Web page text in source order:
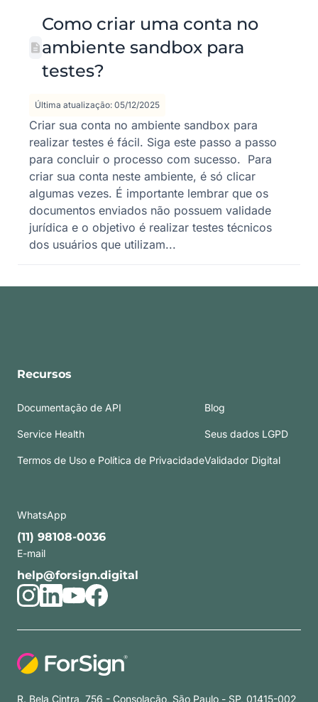
Como criar uma conta no
ambiente sandbox para
testes?
Última atualização: 05/12/2025
Criar sua conta no ambiente sandbox para
realizar testes é fácil. Siga este passo a passo
para concluir o processo com sucesso. Para
criar sua conta neste ambiente, é só clicar
algumas vezes. É importante lembrar que os
documentos enviados não possuem validade
jurídica e o objetivo é realizar testes técnicos
dos usuários que utilizam...
Recursos
Documentação de API
Service Health
Termos de Uso e Política de Privacidade
Blog
Seus dados LGPD
Validador Digital
WhatsApp
(11) 98108-0036
E-mail
help@forsign.digital
R. Bela Cintra, 756 - Consolação, São Paulo - SP, 01415-002